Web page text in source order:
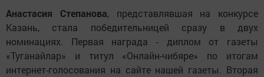
Анастасия Степанова, представлявшая на конкурсе
Казань, стала победительницей сразу в двух
номинациях. Первая награда - диплом от газеты
«Туганайлар» и титул «Онлайн-чибяре» по итогам
интернет-голосования на сайте нашей газеты. Вторая